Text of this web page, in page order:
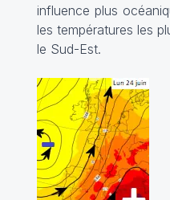
influence plus
les températures les
le Sud-Est.